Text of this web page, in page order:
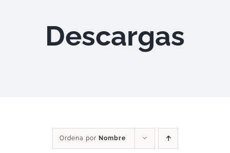
SERVICIOSDescargas
Ordena por Nombre